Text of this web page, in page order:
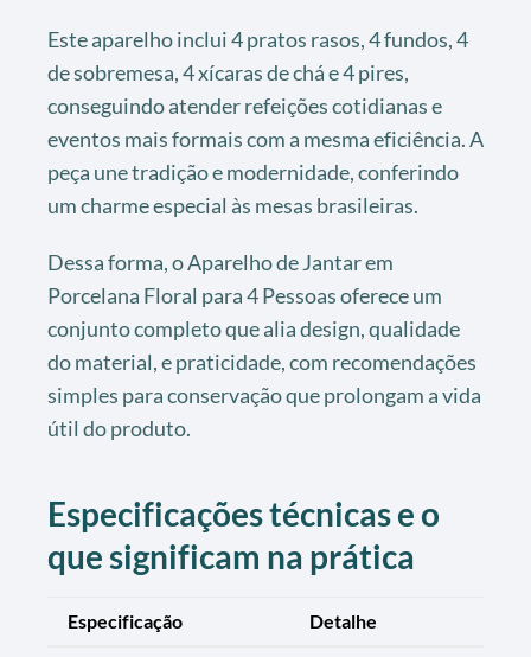
Este aparelho inclui 4 pratos rasos, 4 fundos, 4
de sobremesa, 4 xícaras de chá e 4 pires,
conseguindo atender refeições cotidianas e
eventos mais formais com a mesma eficiência. A
peça une tradição e modernidade, conferindo
um charme especial às mesas brasileiras.
Dessa forma, o Aparelho de Jantar em
Porcelana Floral para 4 Pessoas oferece um
conjunto completo que alia design, qualidade
do material, e praticidade, com recomendações
simples para conservação que prolongam a vida
útil do produto.
Especificações técnicas e o
que significam na prática
Especificação Detalhe